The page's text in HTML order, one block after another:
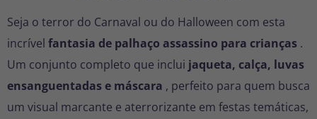
Seja o terror do Carnaval ou do Halloween com esta
incrível fantasia de palhaço assassino para crianças .
Um conjunto completo que inclui jaqueta, calça, luvas
ensanguentadas e máscara , perfeito para quem busca
um visual marcante e aterrorizante em festas temáticas,